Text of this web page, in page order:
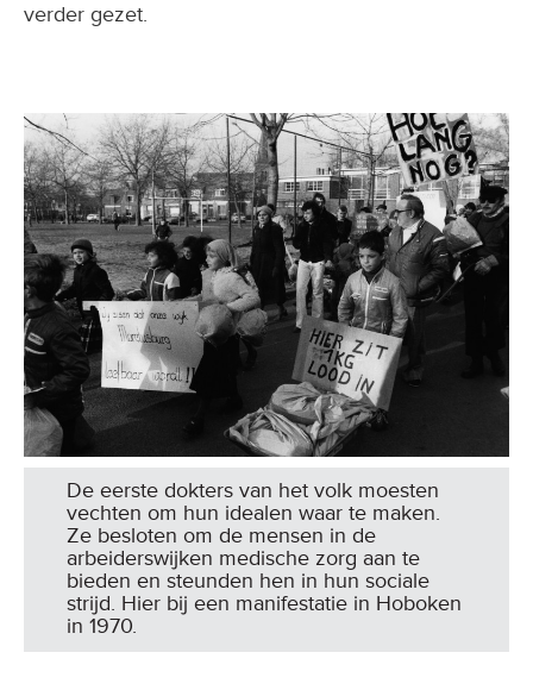
verder gezet.
De eerste dokters van het volk moesten
vechten om hun idealen waar te maken.
Ze besloten om de mensen in de
arbeiderswijken medische zorg aan te
bieden en steunden hen in hun sociale
strijd. Hier bij een manifestatie in Hoboken
in 1970.